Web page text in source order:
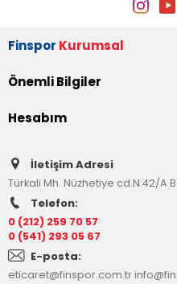
Finspor Kurumsal
Önemli Bilgiler
Hesabım
İletişim Adresi
Türkali Mh. Nüzhetiye cd.N:42/A
Telefon:
0 (212) 259 70 57
0 (541) 293 05 67
E-posta:
eticaret@finspor.com.tr